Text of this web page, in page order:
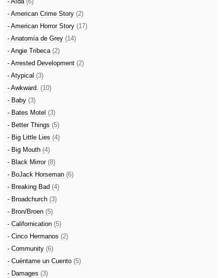
- American Crime Story (2)
- American Horror Story (17)
- Anatomía de Grey (14)
- Angie Tribeca (2)
- Arrested Development (2)
- Atypical (3)
- Awkward. (10)
- Baby (3)
- Bates Motel (3)
- Better Things (5)
- Big Little Lies (4)
- Big Mouth (4)
- Black Mirror (8)
- BoJack Horseman (6)
- Breaking Bad (4)
- Broadchurch (3)
- Bron/Broen (5)
- Californication (5)
- Cinco Hermanos (2)
- Community (6)
- Cuéntame un Cuento (5)
- Damages (3)